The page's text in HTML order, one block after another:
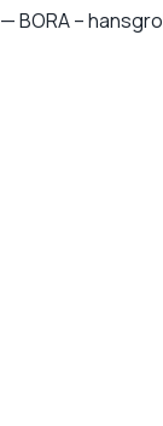
— BORA –